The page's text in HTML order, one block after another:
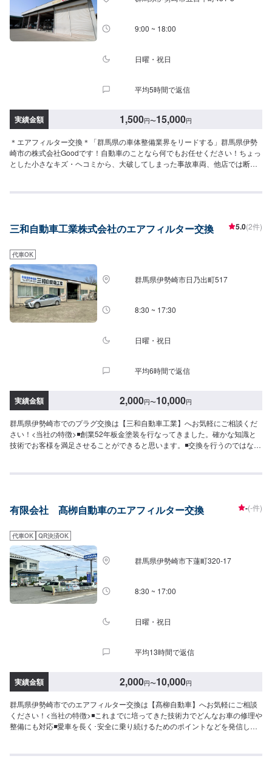
9:00 ~ 18:00
日曜・祝日
平均5時間で返信
実績金額 1,500円〜15,000円
＊エアフィルター交換＊「群馬県の車体整備業界をリードする」群馬県伊勢
崎市の株式会社Goodです！自動車のことなら何でもお任せください！ちょっ
とした小さなキズ・ヘコミから、大破してしまった事故車両、他店では断ら
ます。必要の際は代車をご利用ください。※代車の燃料は満タンになってます
三和自動車工業株式会社のエアフィルター交換 5.0(2件)
代車OK
群馬県伊勢崎市日乃出町517
8:30 ~ 17:30
日曜・祝日
平均6時間で返信
実績金額 2,000円〜10,000円
群馬県伊勢崎市でのプラグ交換は【三和自動車工業】へお気軽にご相談くだ
さい！<当社の特徴>◾創業52年板金塗装を行なってきました。確かな知識と
技術でお客様を満足させることができると思います。◾交換を行うのではなく
に応じてプランをご提案！>★お安く済ませたい…★お時間があまり取れな
車-----納期について-----納期は通常1日～2日程度で納車となります。(要相談)
--代車をご用意しています。お車の作業中は代車をご利用ください。※代車の
燃料代はお客様にご負担いただいております。-----ご来店時の注意、受付方
法-----入庫の際はお気をつけてお越しください。駐車スペースは事務所前の空
いているスペースに駐車してください。受付はスタッフへ「メンテモで予約
しました」とお伝えください。ご案内いたします。【定休日・営業時間】定
休日：日曜日、祝日営業時間：8:30~17:30
有限会社 髙栁自動車のエアフィルター交換 -(-件)
代車OK QR決済OK
群馬県伊勢崎市下蓮町320-17
8:30 ~ 17:00
日曜・祝日
平均13時間で返信
実績金額 2,000円〜10,000円
群馬県伊勢崎市でのエアフィルター交換は【髙柳自動車】へお気軽にご相談
ください！<当社の特徴>◾これまでに培ってきた技術力でどんなお車の修理や
整備にも対応◾愛車を長く･安全に乗り続けるためのポイントなどを発信しま
お時間があまり取れない…などのご相談もお気軽にどうぞ！【1】オファーに